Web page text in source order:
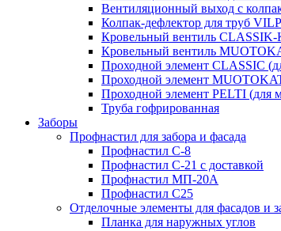
Вентиляционный выход с
Колпак-дефлектор для труб
Кровельный вентиль CLASSIK-
Кровельный вентиль
Проходной элемент CLASSIC
Проходной элемент
Проходной элемент PELTI (для
Труба гофрированная
Заборы
Профнастил для забора и фасада
Профнастил С-8
Профнастил С-21 с доставкой
Профнастил МП-20А
Профнастил С25
Отделочные элементы для фасадов и
Планка для наружных углов